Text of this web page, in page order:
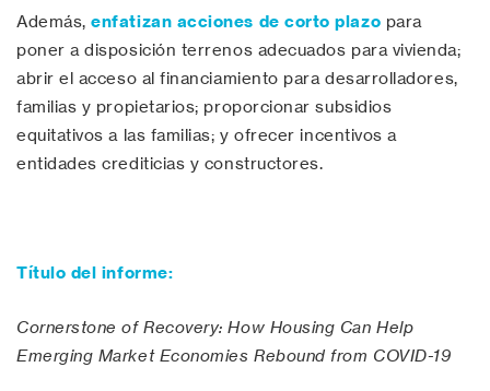
Además, enfatizan acciones de corto plazo para
poner a disposición terrenos adecuados para vivienda;
abrir el acceso al financiamiento para desarrolladores,
familias y propietarios; proporcionar subsidios
equitativos a las familias; y ofrecer incentivos a
entidades crediticias y constructores.
Título del informe:
Cornerstone of Recovery: How Housing Can Help
Emerging Market Economies Rebound from COVID-19